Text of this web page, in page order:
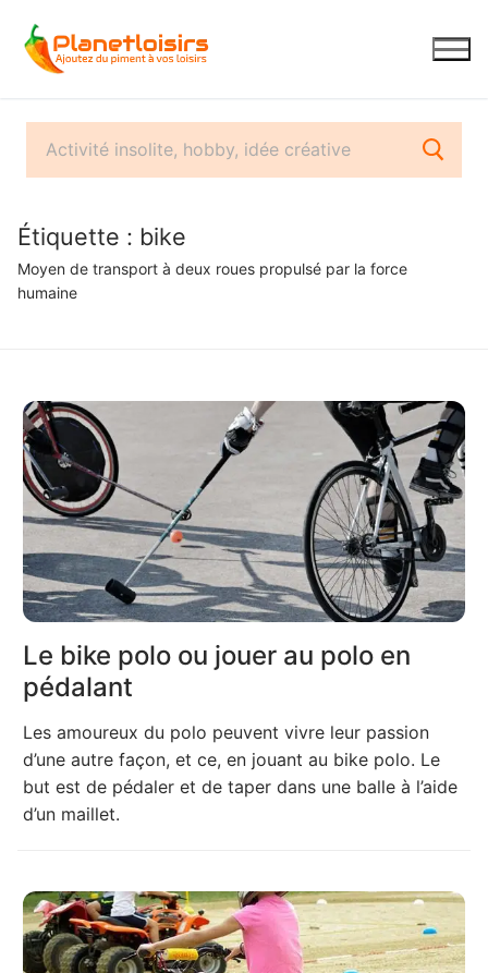
contenu
Étiquette : bike
Moyen de transport à deux roues propulsé par la force
humaine
Le bike polo ou jouer au polo en
pédalant
Les amoureux du polo peuvent vivre leur passion
d’une autre façon, et ce, en jouant au bike polo. Le
but est de pédaler et de taper dans une balle à l’aide
d’un maillet.